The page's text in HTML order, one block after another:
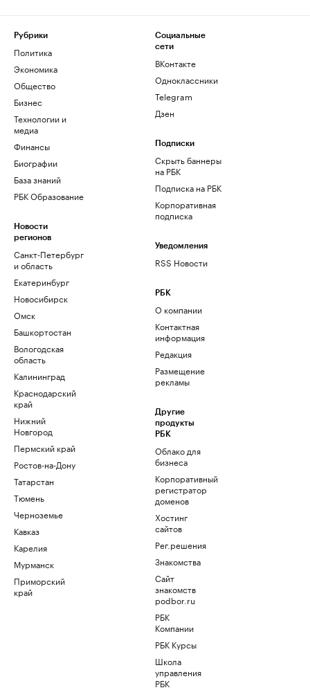
Рубрики
Политика
Экономика
Общество
Бизнес
Технологии и
медиа
Финансы
Биографии
База знаний
РБК Образование
Новости
регионов
Санкт-Петербург
и область
Екатеринбург
Новосибирск
Омск
Башкортостан
Вологодская
область
Калининград
Краснодарский
край
Нижний
Новгород
Пермский край
Ростов-на-Дону
Татарстан
Тюмень
Черноземье
Кавказ
Карелия
Мурманск
Приморский
край
Социальные
сети
ВКонтакте
Одноклассники
Telegram
Дзен
Подписки
Скрыть баннеры
на РБК
Подписка на РБК
Корпоративная
подписка
Уведомления
RSS Новости
РБК
О компании
Контактная
информация
Редакция
Размещение
рекламы
Другие
продукты
РБК
Облако для
бизнеса
Корпоративный
регистратор
доменов
Хостинг
сайтов
Рег.решения
Знакомства
Сайт
знакомств
podbor.ru
РБК
Компании
РБК Курсы
Школа
управления
РБК